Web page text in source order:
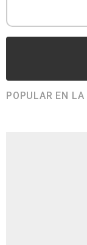
POPULAR EN